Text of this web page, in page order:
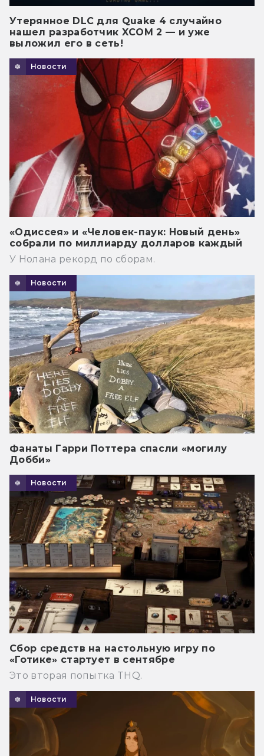
Утерянное DLC для Quake 4 случайно
нашел разработчик XCOM 2 — и уже
выложил его в сеть!
Новости
«Одиссея» и «Человек-паук: Новый день»
собрали по миллиарду долларов каждый
У Нолана рекорд по сборам.
Новости
Фанаты Гарри Поттера спасли «могилу
Добби»
Новости
Сбор средств на настольную игру по
«Готике» стартует в сентябре
Это вторая попытка THQ.
Новости